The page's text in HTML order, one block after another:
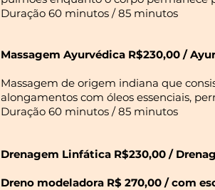
Duração 60 minutos / 85 minutos
Massagem Ayurvédica R$230,00 /
Massagem de origem indiana que
alongamentos com óleos essenciais,
Duração 60 minutos / 85 minutos
Drenagem Linfática R$230,00 /
Dreno modeladora R$ 270,00 / com